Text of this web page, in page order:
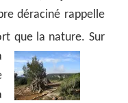
déraciné rappelle
que la nature. Sur